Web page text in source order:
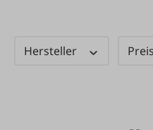
Hersteller Preis